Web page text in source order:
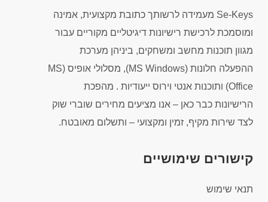
Se-Keys מעמידה לרשותך כתובת מקצועית, אמינה
ומוסמכת לרכישת רישיונות דיגיטליים מקוריים עבור
מגוון תוכנות מחשב ומשחקים, ביניהן מערכת
ההפעלה חלונות (MS Windows), מסלולי אופיס (MS
Office) ותוכנות אנטי וירוס ייעודיות . מהפכת
הרישיונות כבר כאן – אנו מציעים מחירים שוברי שוק
לצד שירות מקיף, זמין ומקצועי – ותשלום מאובטח.
קישורים שימושיים
תנאי שימוש